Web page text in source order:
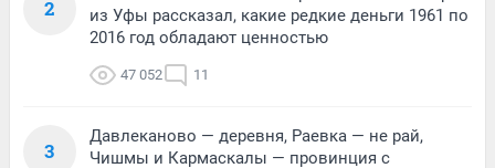
2
из Уфы рассказал, какие редкие деньги 1961 по
2016 год обладают ценностью
47 052 11
3
Давлеканово — деревня, Раевка — не рай,
Чишмы и Кармаскалы — провинция с